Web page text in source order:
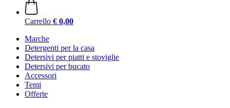
Carrello € 0,00
Marche
Detergenti per la casa
Detersivi per piatti e stoviglie
Detersivi per bucato
Accessori
Temi
Offerte